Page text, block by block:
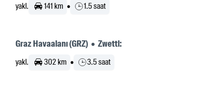
yakl. 141 km • 1.5 saat
Graz Havaalanı (GRZ) • Zwettl:
yakl. 302 km • 3.5 saat